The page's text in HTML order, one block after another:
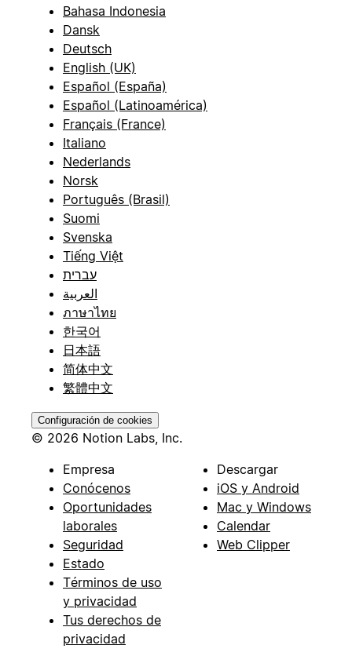
Bahasa Indonesia
Dansk
Deutsch
English (UK)
Español (España)
Español (Latinoamérica)
Français (France)
Italiano
Nederlands
Norsk
Português (Brasil)
Suomi
Svenska
Tiếng Việt
עברית
العربية
ภาษาไทย
한국어
日本語
简体中文
繁體中文
Configuración de cookies
© 2026 Notion Labs, Inc.
Empresa
Conócenos
Oportunidades
laborales
Seguridad
Estado
Términos de uso
y privacidad
Tus derechos de
privacidad
Descargar
iOS y Android
Mac y Windows
Calendar
Web Clipper